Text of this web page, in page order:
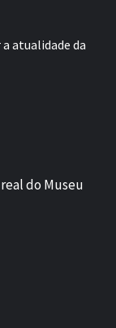
atualidade da
do Museu